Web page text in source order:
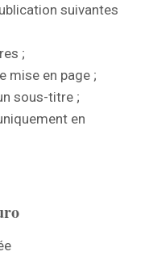
suivantes
;
mise en page ;
sous-titre ;
en